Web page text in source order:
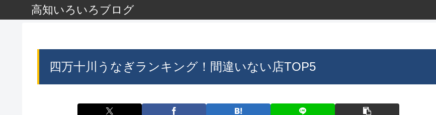
高知いろいろブログ
四万十川うなぎランキング！間違いない店TOP5